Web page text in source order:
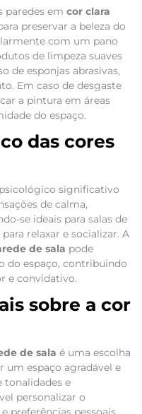
paredes em cor clara
preservar a beleza do
com um pano
de limpeza suaves
de esponjas abrasivas,
Em caso de desgaste
a pintura em áreas
do espaço.
das cores
significativo
de calma,
se ideais para salas de
relaxar e socializar. A
de sala pode
do espaço, contribuindo
e convidativo.
sobre a cor
de sala é uma escolha
um espaço agradável e
tonalidades e
personalizar o